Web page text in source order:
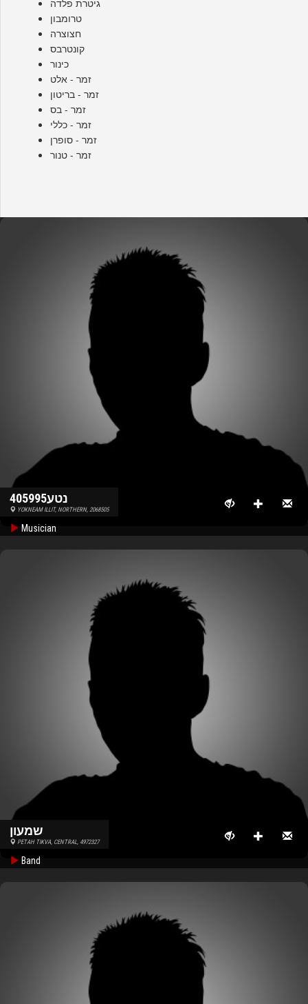
גיטרת פלדה
טרומבון
חצוצרה
קונטרבס
כינור
זמר - אלט
זמר - בריטון
זמר - בס
זמר - כללי
זמר - סופרן
זמר - טנור
נטע405995
YOKNEAM ILLIT, NORTHERN, 2068505
Musician
שמעון
PETAH TIKVA, CENTRAL, 4972327
Band